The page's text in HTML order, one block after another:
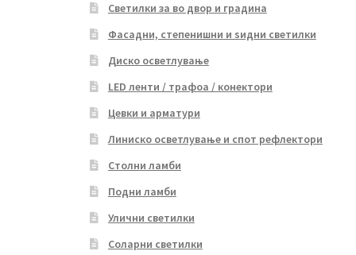
Светилки за во двор и градина
Фасадни, степенишни и ѕидни светилки
Диско осветлување
LED ленти / трафоа / конектори
Цевки и арматури
Линиско осветлување и спот рефлектори
Столни ламби
Подни ламби
Улични светилки
Соларни светилки